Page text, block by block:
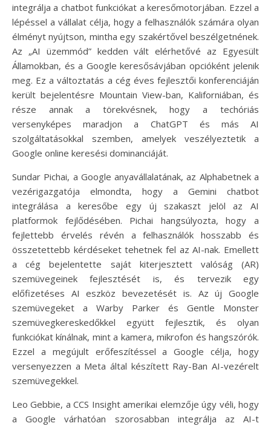
integrálja a chatbot funkciókat a keresőmotorjában. Ezzel a
lépéssel a vállalat célja, hogy a felhasználók számára olyan
élményt nyújtson, mintha egy szakértővel beszélgetnének.
Az „AI üzemmód” kedden vált elérhetővé az Egyesült
Államokban, és a Google keresősávjában opcióként jelenik
meg. Ez a változtatás a cég éves fejlesztői konferenciáján
került bejelentésre Mountain View-ban, Kaliforniában, és
része annak a törekvésnek, hogy a techóriás
versenyképes maradjon a ChatGPT és más AI
szolgáltatásokkal szemben, amelyek veszélyeztetik a
Google online keresési dominanciáját.
Sundar Pichai, a Google anyavállalatának, az Alphabetnek a
vezérigazgatója elmondta, hogy a Gemini chatbot
integrálása a keresőbe egy új szakaszt jelöl az AI
platformok fejlődésében. Pichai hangsúlyozta, hogy a
fejlettebb érvelés révén a felhasználók hosszabb és
összetettebb kérdéseket tehetnek fel az AI-nak. Emellett
a cég bejelentette saját kiterjesztett valóság (AR)
szemüvegeinek fejlesztését is, és tervezik egy
előfizetéses AI eszköz bevezetését is. Az új Google
szemüvegeket a Warby Parker és Gentle Monster
szemüvegkereskedőkkel együtt fejlesztik, és olyan
funkciókat kínálnak, mint a kamera, mikrofon és hangszórók.
Ezzel a megújult erőfeszítéssel a Google célja, hogy
versenyezzen a Meta által készített Ray-Ban AI-vezérelt
szemüvegekkel.
Leo Gebbie, a CCS Insight amerikai elemzője úgy véli, hogy
a Google várhatóan szorosabban integrálja az AI-t